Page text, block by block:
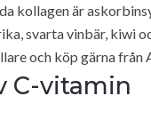
kollagen är
svarta vinbär, kiwi
och köp gärna
C-vitamin